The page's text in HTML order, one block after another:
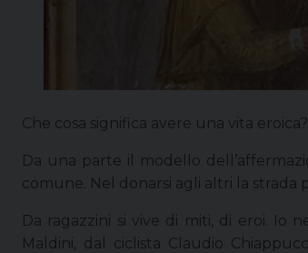
Che cosa significa avere una vita
Da una parte il modello
comune. Nel donarsi agli altri la strada
Da ragazzini si vive di miti, di eroi. Io
Maldini, dal ciclista Claudio